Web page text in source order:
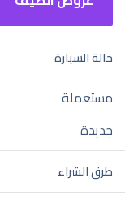
حالة السيارة
مستعملة
جديدة
طرق الشراء